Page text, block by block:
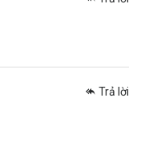
Trả lời